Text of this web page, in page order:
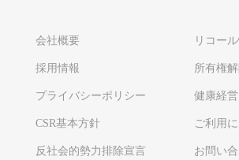
会社概要 リコー
採用情報 所有権
プライバシーポリシー 健康経営
CSR基本方針 ご利用
反社会的勢力排除宣言 お問い